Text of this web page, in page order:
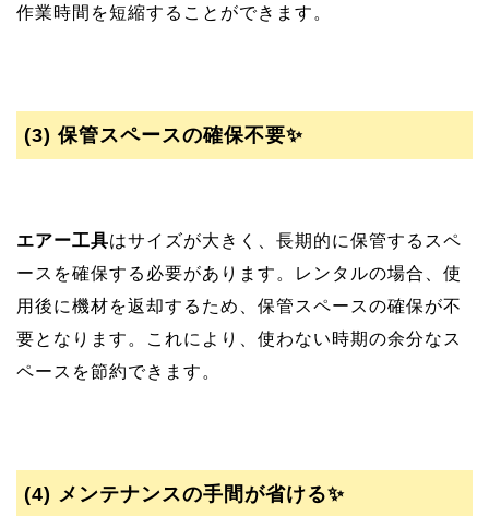
作業時間を短縮することができます。
(3) 保管スペースの確保不要✨
エアー工具はサイズが大きく、長期的に保管するスペ
ースを確保する必要があります。レンタルの場合、使
用後に機材を返却するため、保管スペースの確保が不
要となります。これにより、使わない時期の余分なス
ペースを節約できます。
(4) メンテナンスの手間が省ける✨